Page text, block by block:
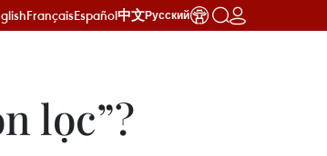
FrançaisEspañol中文Русский
lọc”?